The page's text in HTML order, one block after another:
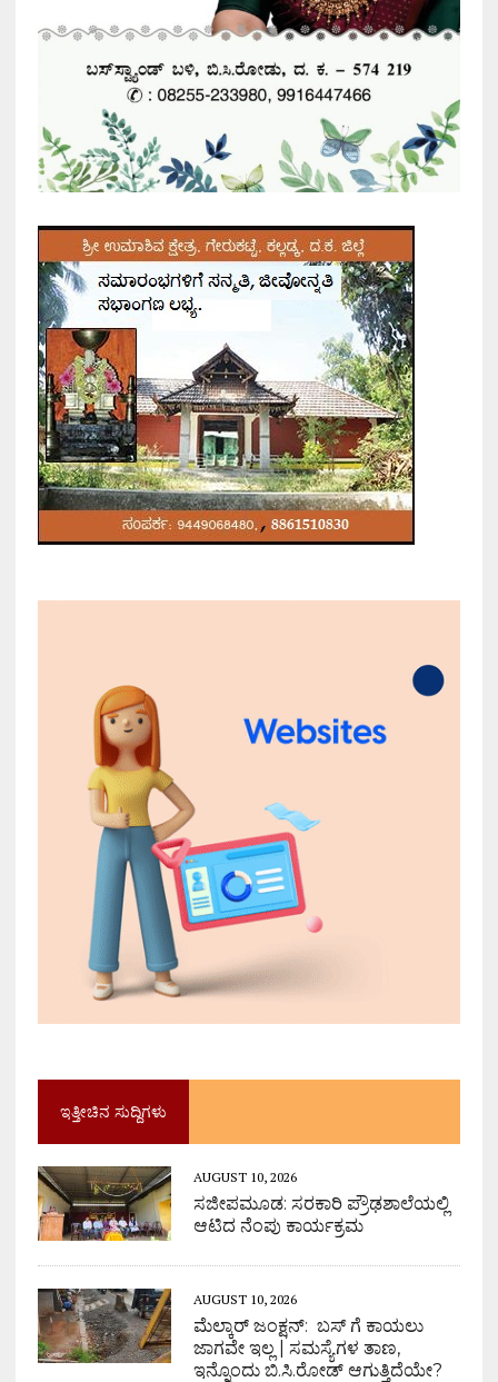
ಇತ್ತೀಚಿನ ಸುದ್ದಿಗಳು
AUGUST 10, 2026
ಸಜೀಪಮೂಡ: ಸರಕಾರಿ ಪ್ರೌಢಶಾಲೆಯಲ್ಲಿ
ಆಟಿದ ನೆಂಪು ಕಾರ್ಯಕ್ರಮ
AUGUST 10, 2026
ಮೆಲ್ಕಾರ್ ಜಂಕ್ಷನ್: ಬಸ್ ಗೆ ಕಾಯಲು
ಜಾಗವೇ ಇಲ್ಲ | ಸಮಸ್ಯೆಗಳ ತಾಣ,
ಇನ್ನೊಂದು ಬಿ.ಸಿ.ರೋಡ್ ಆಗುತ್ತಿದೆಯೇ?